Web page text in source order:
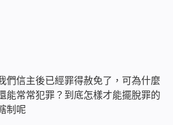
們信主後已經罪得赦免了，可為什麼
能常常犯罪？到底怎樣才能擺脫罪的
制呢